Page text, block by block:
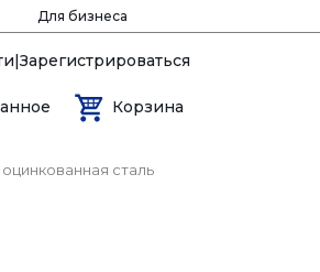
Для бизнеса
Корзина
сталь